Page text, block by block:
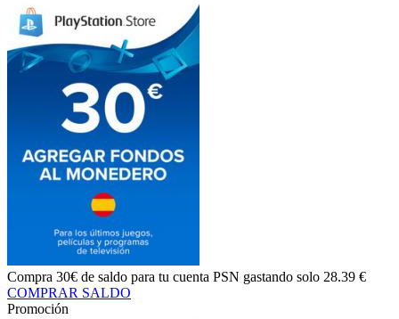
Compra 30€ de saldo para tu cuenta PSN gastando solo 28.39 €
COMPRAR SALDO
Promoción